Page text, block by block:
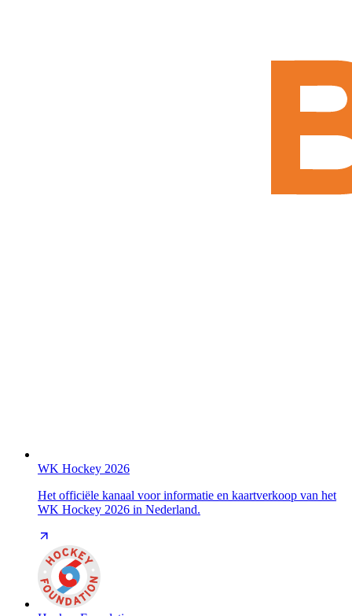
WK Hockey 2026
Het officiële kanaal voor informatie en kaartverkoop van het
WK Hockey 2026 in Nederland.